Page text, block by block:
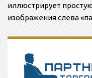
иллюстрирует
изображения слева